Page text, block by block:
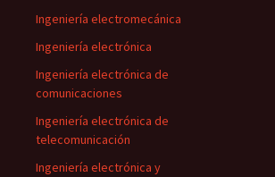
Ingeniería electromecánica
Ingeniería electrónica
Ingeniería electrónica de
comunicaciones
Ingeniería electrónica de
telecomunicación
Ingeniería electrónica y